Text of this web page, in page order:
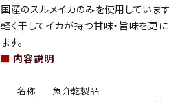
国産のスルメイカのみを使用しています
軽く干してイカが持つ甘味・旨味を更
ます。
■ 内容説明
名称
魚介乾製品